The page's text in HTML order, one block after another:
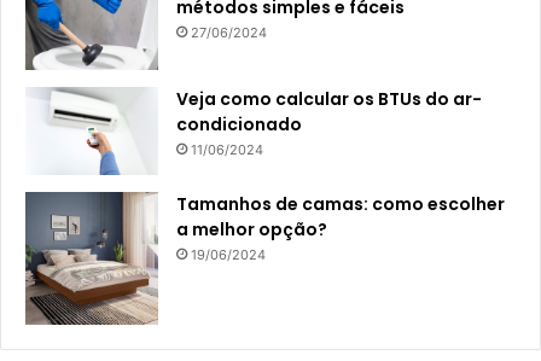
métodos simples e fáceis
27/06/2024
Veja como calcular os BTUs do ar-
condicionado
11/06/2024
Tamanhos de camas: como escolher
a melhor opção?
19/06/2024